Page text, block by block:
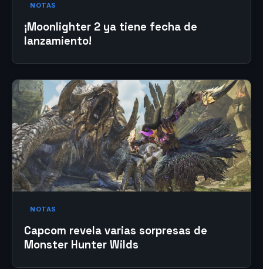
NOTAS
¡Moonlighter 2 ya tiene fecha de
lanzamiento!
NOTAS
Capcom revela varias sorpresas de
Monster Hunter Wilds